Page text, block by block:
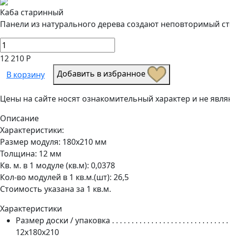
Каба старинный
Панели из натурального дерева создают неповторимый
12 210 Р
В корзину
Добавить в избранное
Цены на сайте носят ознакомительный характер и не
Описание
Характеристики:
Размер модуля: 180x210 мм
Толщина: 12 мм
Кв. м. в 1 модуле (кв.м): 0,0378
Кол-во модулей в 1 кв.м.(шт): 26,5
Стоимость указана за 1 кв.м.
Характеристики
Размер доски / упаковка . . . . . . . . . . . . . . . . . . . . . . . . . . . . .
12x180x210